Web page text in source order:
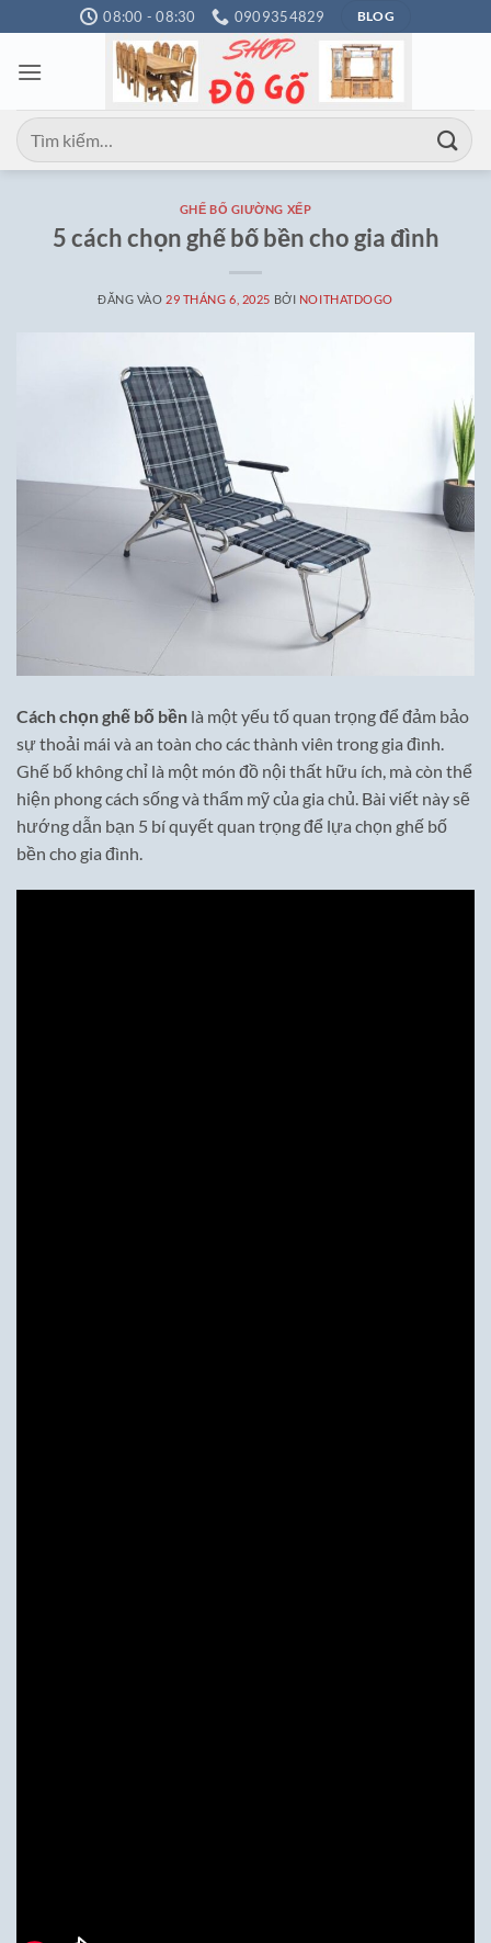
qua
nội
08:00 - 08:30 0909354829 BLOG
Tìm
kiếm:
GHẾ BỐ GIƯỜNG XẾP
5 cách chọn ghế bố bền cho gia đình
ĐĂNG VÀO 29 THÁNG 6, 2025 BỞI NOITHATDOGO
Cách chọn ghế bố bền là một yếu tố quan trọng để đảm bảo
sự thoải mái và an toàn cho các thành viên trong gia đình.
Ghế bố không chỉ là một món đồ nội thất hữu ích, mà còn thể
hiện phong cách sống và thẩm mỹ của gia chủ. Bài viết này sẽ
hướng dẫn bạn 5 bí quyết quan trọng để lựa chọn ghế bố
bền cho gia đình.